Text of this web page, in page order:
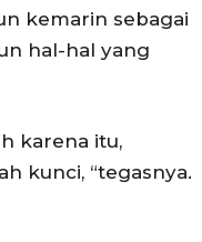
kemarin sebagai
hal-hal yang
karena itu,
kunci, “tegasnya.